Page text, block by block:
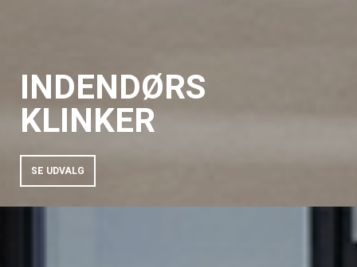
INDENDØRS
KLINKER
SE UDVALG